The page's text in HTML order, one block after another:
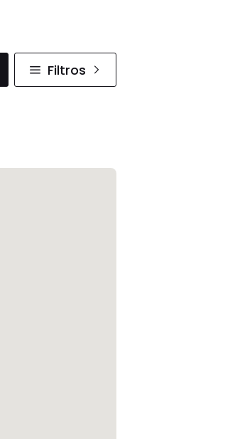
Filtros